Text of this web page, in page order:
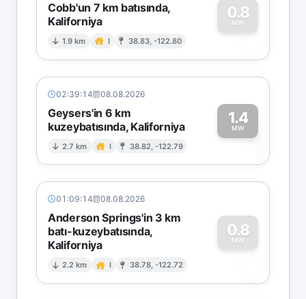
Cobb'un 7 km batısında,
Kaliforniya
1.9 km I 38.83, -122.80
0.8
MW
0
02:39:14 08.08.2026
Geysers'in 6 km
kuzeybatısında, Kaliforniya
2.7 km I 38.82, -122.79
1.4
MW1
01:09:14 08.08.2026
Anderson Springs'in 3 km
batı-kuzeybatısında,
Kaliforniya
2.2 km I 38.78, -122.72
0.8
MW
0